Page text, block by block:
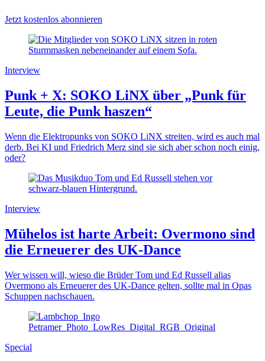
Jetzt kostenlos abonnieren
Interview
Punk + X: SOKO LiNX über „Punk für
Leute, die Punk haszen“
Wenn die Elektropunks von SOKO LiNX streiten, wird es auch mal
derb. Bei KI und Friedrich Merz sind sie sich aber schon noch einig,
oder?
Interview
Mühelos ist harte Arbeit: Overmono sind
die Erneuerer des UK-Dance
Wer wissen will, wieso die Brüder Tom und Ed Russell alias
Overmono als Erneuerer des UK-Dance gelten, sollte mal in Opas
Schuppen nachschauen.
Special